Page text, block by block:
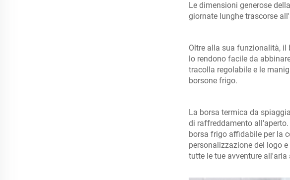
Le dimensioni generose
giornate lunghe trascorse
Oltre alla sua funzionalità, il
lo rendono facile da
tracolla regolabile e le
borsone frigo.
La borsa termica da
di raffreddamento
borsa frigo affidabile per la
personalizzazione del logo
tutte le tue avventure all'aria